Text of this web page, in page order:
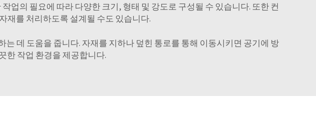
업의 필요에 따라 다양한 크기, 형태 및 강도로 구성될 수 있습니다. 또한 컨
재를 처리하도록 설계될 수도 있습니다.
데 도움을 줍니다. 자재를 지하나 덮힌 통로를 통해 이동시키면 공기에 방
한 작업 환경을 제공합니다.